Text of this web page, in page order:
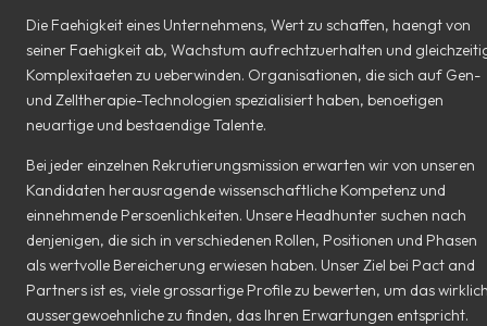
Die Faehigkeit eines Unternehmens, Wert zu schaffen, haengt von
seiner Faehigkeit ab, Wachstum aufrechtzuerhalten und
Komplexitaeten zu ueberwinden. Organisationen, die sich auf Gen-
und Zelltherapie-Technologien spezialisiert haben, benoetigen
neuartige und bestaendige Talente.
Bei jeder einzelnen Rekrutierungsmission erwarten wir von unseren
Kandidaten herausragende wissenschaftliche Kompetenz und
einnehmende Persoenlichkeiten. Unsere Headhunter suchen nach
denjenigen, die sich in verschiedenen Rollen, Positionen und Phasen
als wertvolle Bereicherung erwiesen haben. Unser Ziel bei Pact and
Partners ist es, viele grossartige Profile zu bewerten, um das
aussergewoehnliche zu finden, das Ihren Erwartungen entspricht.